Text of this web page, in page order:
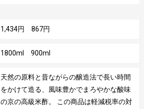
1,434円 867円
1800ml 900ml
天然の原料と昔ながらの醸造法で長い時間
をかけて造る、風味豊かでまろやかな酸味
の京の高級米酢。 この商品は軽減税率の対